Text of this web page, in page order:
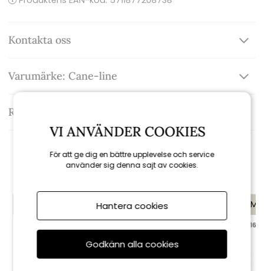
Kontakta oss
Varumärke: Cane-line
Recensioner
Rekommenderade tillbehör
KAMPANJ
till 16/8
VI ANVÄNDER COOKIES
För att ge dig en bättre upplevelse och service
använder sig denna sajt av cookies.
Hantera cookies
Godkänn alla cookies